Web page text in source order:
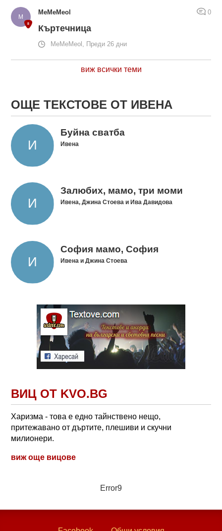
MeMeMeol 0
Къртечница
MeMeMeol, Преди 26 дни
виж всички теми
ОЩЕ ТЕКСТОВЕ ОТ ИВЕНА
Буйна сватба
Ивена
Залюбих, мамо, три моми
Ивена, Джина Стоева и Ива Давидова
София мамо, София
Ивена и Джина Стоева
ВИЦ ОТ KVO.BG
Харизма - това е едно тайнствено нещо,
притежавано от дъртите, плешиви и скучни
милионери.
виж още вицове
Error9